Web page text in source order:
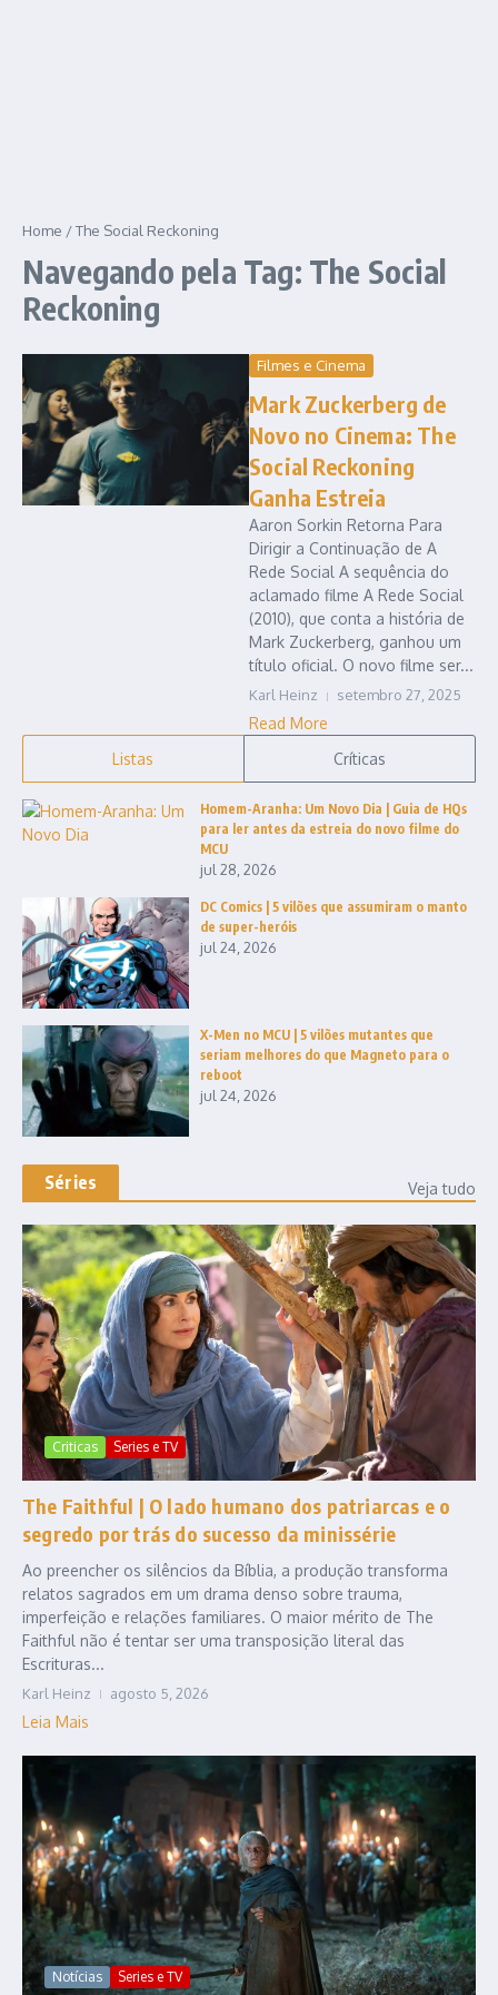
Home /The Social Reckoning
Navegando pela Tag: The Social
Reckoning
Filmes e Cinema
Mark Zuckerberg de
Novo no Cinema: The
Social Reckoning
Ganha Estreia
Aaron Sorkin Retorna Para
Dirigir a Continuação de A
Rede Social A sequência do
aclamado filme A Rede Social
(2010), que conta a história de
Mark Zuckerberg, ganhou um
título oficial. O novo filme ser...
Karl Heinz setembro 27, 2025
Read More
Listas
Críticas
Homem-Aranha: Um Novo Dia | Guia de HQs
para ler antes da estreia do novo filme do
MCU
jul 28, 2026
DC Comics | 5 vilões que assumiram o manto
de super-heróis
jul 24, 2026
X-Men no MCU | 5 vilões mutantes que
seriam melhores do que Magneto para o
reboot
jul 24, 2026
Séries Veja tudo
Criticas Series e TV
The Faithful | O lado humano dos patriarcas e o
segredo por trás do sucesso da minissérie
Ao preencher os silêncios da Bíblia, a produção transforma
relatos sagrados em um drama denso sobre trauma,
imperfeição e relações familiares. O maior mérito de The
Faithful não é tentar ser uma transposição literal das
Escrituras...
Karl Heinz agosto 5, 2026
Leia Mais
Notícias Series e TV